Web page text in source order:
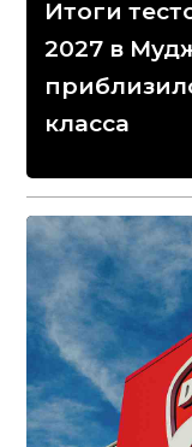
Итоги
2027 в
класса